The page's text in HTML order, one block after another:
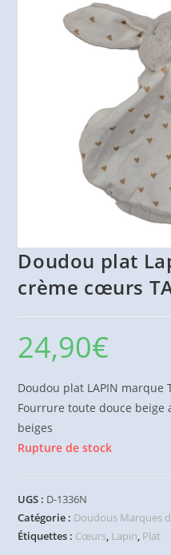
Doudou plat
crème cœurs
24,90€
Doudou plat LAPIN marque
Fourrure toute douce
beiges
Rupture de stock
UGS : D-1336N
Catégorie : Doudous Marques
Étiquettes : Cœurs, Lapin, Plat